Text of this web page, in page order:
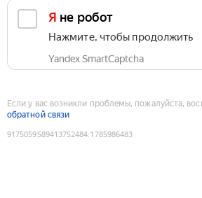
Я не робот
Нажмите, чтобы продолжить
Yandex SmartCaptcha
Если у вас возникли проблемы, пожалуйста,
обратной связи
9175059589413752484:1785986483